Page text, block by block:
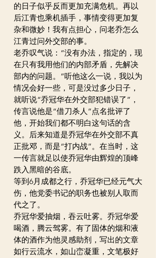
的日子似乎反而更加充满危机。再以
后江青也乘机插手，事情变得更加复
杂和微妙！我有点担心，问老乔怎么
江青过问外交部的事。
老乔叹气说：“没有办法，指定的，现
在只有我用他们的内部矛盾，先解决
部内的问题。”听他这么一说，我以为
情况会好一些，可是没过多少日子，
就听说“乔冠华在外交部犯错误了”，
传言说他是“借刀杀人”点名批评了
他，开始我们都不明白这句话的含
义。后来知道是乔冠华在外交部不真
正批邓，而是“打内战”。在当时，这
一传言就足以使乔冠华由辉煌的顶峰
跌入黑暗的谷底。
等到6月成都之行，乔冠华已经元气大
伤，他党委书记的职务也被别人取而
代之了。
乔冠华爱抽烟，吞云吐雾。乔冠华爱
喝酒，腾云驾雾。有了固体的烟和液
体的酒作为他灵感助剂，写出的文章
如行云流水，如山峦凝重，文笔极好